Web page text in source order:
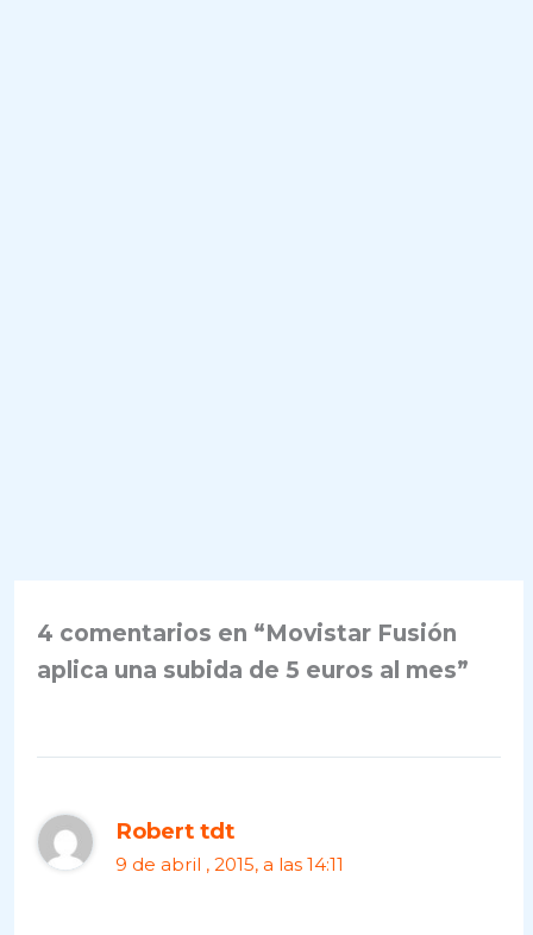
4 comentarios en “Movistar Fusión
aplica una subida de 5 euros al mes”
Robert tdt
9 de abril , 2015, a las 14:11